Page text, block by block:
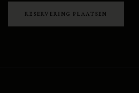
RESERVERING PLAATSEN